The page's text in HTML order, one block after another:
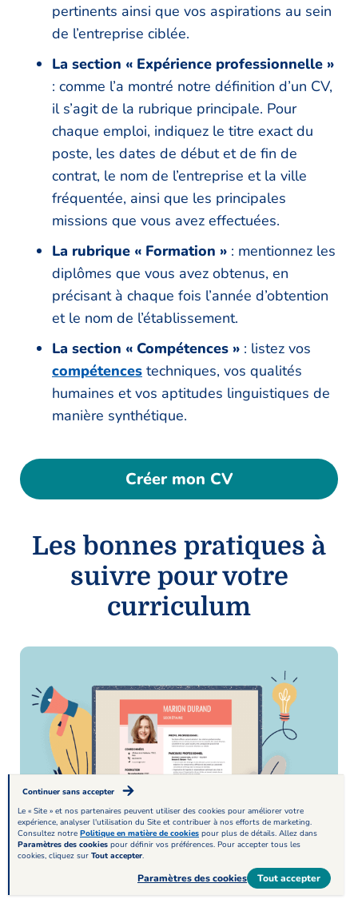
pertinents ainsi que vos aspirations au sein
de l’entreprise ciblée.
La section « Expérience professionnelle »
: comme l’a montré notre définition d’un CV,
il s’agit de la rubrique principale. Pour
chaque emploi, indiquez le titre exact du
poste, les dates de début et de fin de
contrat, le nom de l’entreprise et la ville
fréquentée, ainsi que les principales
missions que vous avez effectuées.
La rubrique « Formation » : mentionnez les
diplômes que vous avez obtenus, en
précisant à chaque fois l’année d’obtention
et le nom de l’établissement.
La section « Compétences » : listez vos
compétences techniques, vos qualités
humaines et vos aptitudes linguistiques de
manière synthétique.
Créer mon CV
Les bonnes pratiques à
suivre pour votre
curriculum
Continuer sans accepter
Le « Site » et nos partenaires peuvent utiliser des cookies pour améliorer votre
expérience, analyser l'utilisation du Site et contribuer à nos efforts de marketing.
Consultez notre Politique en matière de cookies pour plus de détails. Allez dans
Paramètres des cookies pour définir vos préférences. Pour accepter tous les
cookies, cliquez sur Tout accepter.
Tout accepter
Paramètres des cookies